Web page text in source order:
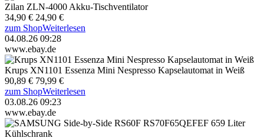
Zilan ZLN-4000 Akku-Tischventilator
34,90 € 24,90 €
zum ShopWeiterlesen
04.08.26 09:28
www.ebay.de
Krups XN1101 Essenza Mini Nespresso Kapselautomat in Weiß
90,89 € 79,99 €
zum ShopWeiterlesen
03.08.26 09:23
www.ebay.de